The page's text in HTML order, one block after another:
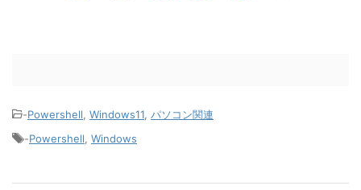
-Powershell, Windows11, パソコン関連
-Powershell, Windows